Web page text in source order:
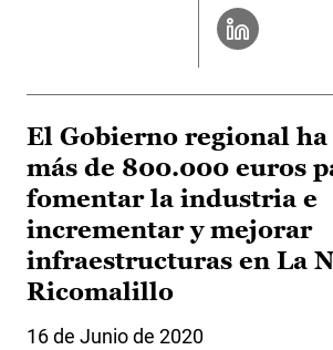
El Gobierno regional
más de 800.000 euros
fomentar la industria e
incrementar y mejorar
infraestructuras en La
Ricomalillo
16 de Junio de 2020